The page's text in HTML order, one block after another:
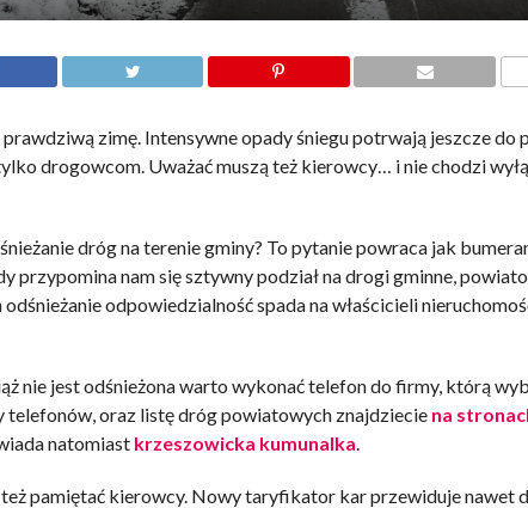
zimę. Intensywne opady śniegu potrwają jeszcze do
drogowcom. Uważać muszą też kierowcy… i nie chodzi
dróg na terenie gminy? To pytanie powraca jak
przypomina nam się sztywny podział na drogi gminne,
odpowiedzialność spada na właścicieli
nie jest odśnieżona warto wykonać telefon do firmy, którą
telefonów, oraz listę dróg powiatowych znajdziecie na
natomiast krzeszowicka kumunalka.
też pamiętać kierowcy. Nowy taryfikator kar przewiduje nawet